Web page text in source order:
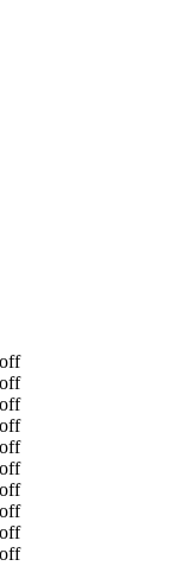
off
off
off
off
off
off
off
off
off
off